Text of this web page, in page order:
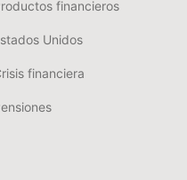
financieros
Unidos
financiera